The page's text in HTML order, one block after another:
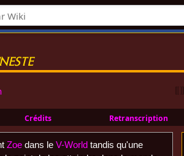
Crédits Retranscription
Zoedans le V-Worldtandis qu'une